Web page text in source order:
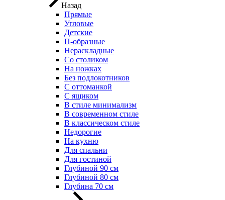
Назад
Прямые
Угловые
Детские
П-образные
Нераскладные
Со столиком
На ножках
Без подлокотников
С оттоманкой
С ящиком
В стиле минимализм
В современном стиле
В классическом стиле
Недорогие
На кухню
Для спальни
Для гостиной
Глубиной 90 см
Глубиной 80 см
Глубина 70 см